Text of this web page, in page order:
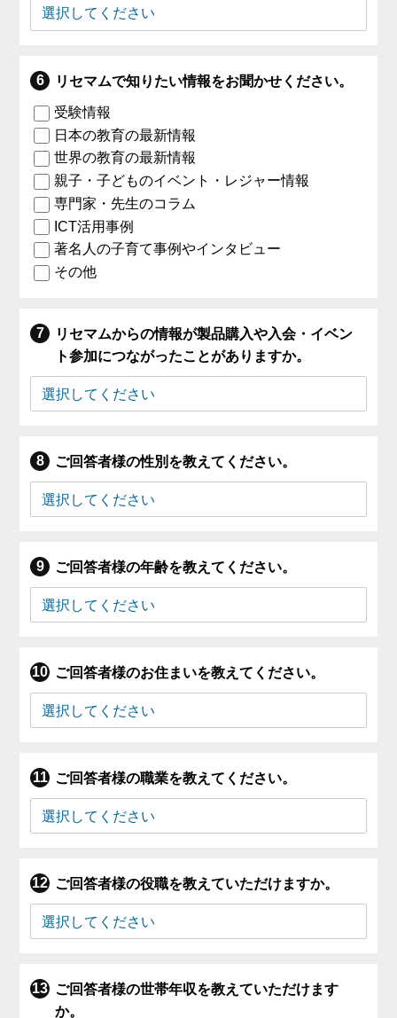
リセマムで知りたい情報をお聞かせください。
受験情報
日本の教育の最新情報
世界の教育の最新情報
親子・子どものイベント・レジャー情報
専門家・先生のコラム
ICT活用事例
著名人の子育て事例やインタビュー
その他
リセマムからの情報が製品購入や入会・イベン
ト参加につながったことがありますか。
ご回答者様の性別を教えてください。
ご回答者様の年齢を教えてください。
ご回答者様のお住まいを教えてください。
ご回答者様の職業を教えてください。
ご回答者様の役職を教えていただけますか。
ご回答者様の世帯年収を教えていただけます
か。